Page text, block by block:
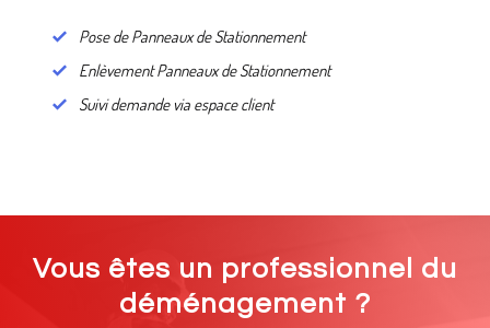
Pose de Panneaux de Stationnement
Enlèvement Panneaux de Stationnement
Suivi demande via espace client
Vous êtes un professionnel du
déménagement ?